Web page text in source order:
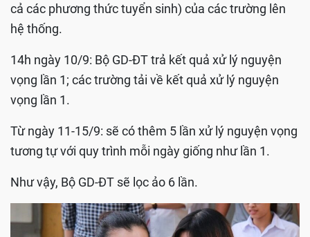
cả các phương thức tuyển sinh) của các trường lên
hệ thống.
14h ngày 10/9: Bộ GD-ĐT trả kết quả xử lý nguyện
vọng lần 1; các trường tải về kết quả xử lý nguyện
vọng lần 1.
Từ ngày 11-15/9: sẽ có thêm 5 lần xử lý nguyện vọng
tương tự với quy trình mỗi ngày giống như lần 1.
Như vậy, Bộ GD-ĐT sẽ lọc ảo 6 lần.